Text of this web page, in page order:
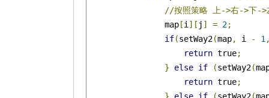
//按照策略
上->右->下->
                map
[i ][ j ] = 2;
if(setWay2(map, i - 1
return true;
}
else if (setWay2(
return true;